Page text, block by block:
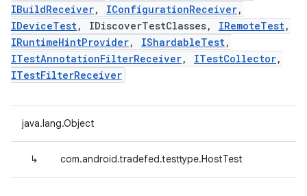
IBuildReceiver, IConfigurationReceiver,
IDeviceTest, IDiscoverTestClasses, IRemoteTest,
IRuntimeHintProvider, IShardableTest,
ITestAnnotationFilterReceiver, ITestCollector,
ITestFilterReceiver
java.lang.Object
↳ com.android.tradefed.testtype.HostTest